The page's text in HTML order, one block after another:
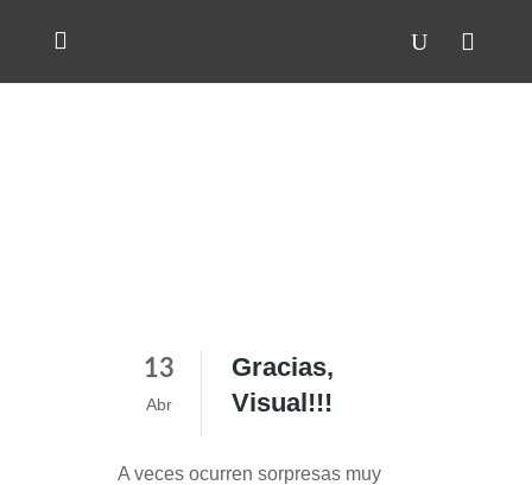
13
Abr
Gracias,
Visual!!!
A veces ocurren sorpresas muy